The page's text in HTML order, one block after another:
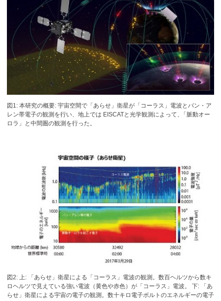
図1: 本研究の概要: 宇宙空間で「あらせ」衛星が「コーラス」電波とバン・ア
レン帯電子の観測を行い、地上では EISCATと光学観測によって
「脈動オー
ロラ」と中間圏の観測を行った。
図2: 上: 「あらせ」衛星による「コーラス」電波の観測。数百ヘルツから数キ
ロヘルツで見えている強い電波（黄色や赤色）が「コーラス」電波。 下: 「あ
らせ」衛星による宇宙の電子の観測。数十キロ電子ボルトのエネルギーの電子